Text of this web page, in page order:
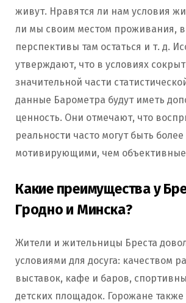
живут. Нравятся ли нам условия
ли мы своим местом проживания,
перспективы там остаться и т. д.
утверждают, что в условиях
значительной части
данные Барометра будут иметь
ценность. Они отмечают, что
реальности часто могут быть более
мотивирующими, чем
Какие преимущества у
Гродно и Минска?
Жители и жительницы Бреста
условиями для досуга: качеством
выставок, кафе и баров,
детских площадок. Горожане